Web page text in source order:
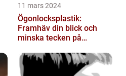
11 mars 2024
Ögonlocksplastik:
Framhäv din blick och
minska tecken på